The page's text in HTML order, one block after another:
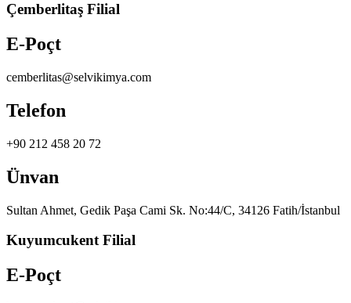
Çemberlitaş Filial
E-Poçt
cemberlitas@selvikimya.com
Telefon
+90 212 458 20 72
Ünvan
Sultan Ahmet, Gedik Paşa Cami Sk. No:44/C, 34126 Fatih/İstanbul
Kuyumcukent Filial
E-Poçt